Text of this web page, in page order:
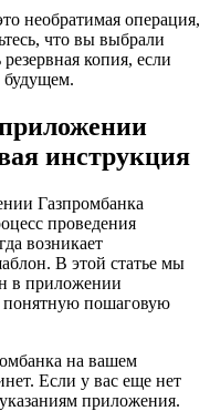
необратимая операция,
что вы выбрали
копия, если
будущем.
инструкция
Газпромбанка
проведения
возникает
В этой статье мы
в приложении
понятную пошаговую
на вашем
Если у вас еще нет
приложения.